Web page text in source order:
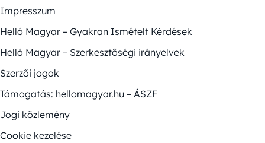
Impresszum
Helló Magyar – Gyakran Ismételt Kérdések
Helló Magyar – Szerkesztőségi irányelvek
Szerzői jogok
Támogatás: hellomagyar.hu – ÁSZF
Jogi közlemény
Cookie kezelése